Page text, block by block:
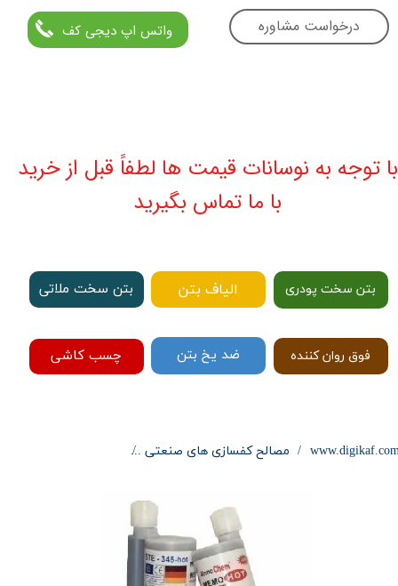
درخواست مشاوره واتس اپ دیجی کف
مصالح کفسازی های صنعتی
با توجه به نوسانات قیمت ها لطفاً قبل از خرید
با ما تماس بگیرید
بتن سخت پودری بتن سخت ملاتی الیاف بتن
چسب کاشی فوق روان کننده ضد یخ بتن